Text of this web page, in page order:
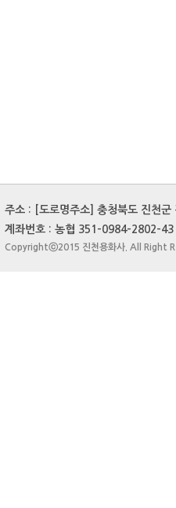
주소 : [도로명주소] 충청북도 진천
계좌번호 : 농협 351-0984-2802-
Copyrightⓒ2015 진천용화사. All Right